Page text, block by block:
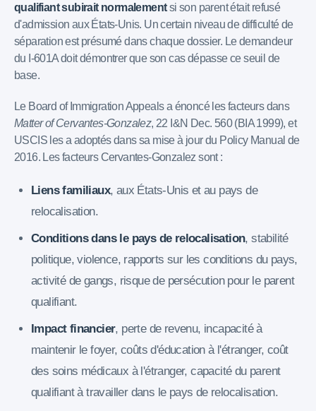
qualifiant subirait normalementsi son parent était refusé
d'admission aux États-Unis. Un certain niveau de difficulté de
séparation est présumé dans chaque dossier. Le demandeur
du I-601A doit démontrer que son cas dépasse ce seuil de
base.
Le Board of Immigration Appeals a énoncé les facteurs dans
Matter of Cervantes-Gonzalez, 22 I&N Dec. 560 (BIA 1999), et
USCIS les a adoptés dans sa mise à jour du Policy Manual de
2016. Les facteurs Cervantes-Gonzalez sont :
Liens familiaux, aux États-Unis et au pays de
relocalisation.
Conditions dans le pays de relocalisation, stabilité
politique, violence, rapports sur les conditions du pays,
activité de gangs, risque de persécution pour le parent
qualifiant.
Impact financier, perte de revenu, incapacité à
maintenir le foyer, coûts d'éducation à l'étranger, coût
des soins médicaux à l'étranger, capacité du parent
qualifiant à travailler dans le pays de relocalisation.